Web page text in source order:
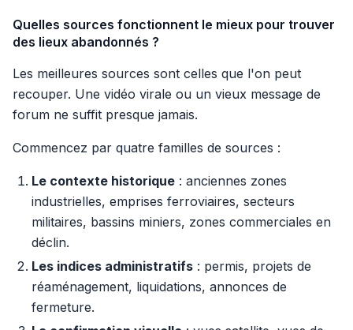
Quelles sources fonctionnent le mieux pour trouver
des lieux abandonnés ?
Les meilleures sources sont celles que l'on peut
recouper. Une vidéo virale ou un vieux message de
forum ne suffit presque jamais.
Commencez par quatre familles de sources :
Le contexte historique : anciennes zones
industrielles, emprises ferroviaires, secteurs
militaires, bassins miniers, zones commerciales en
déclin.
Les indices administratifs : permis, projets de
réaménagement, liquidations, annonces de
fermeture.